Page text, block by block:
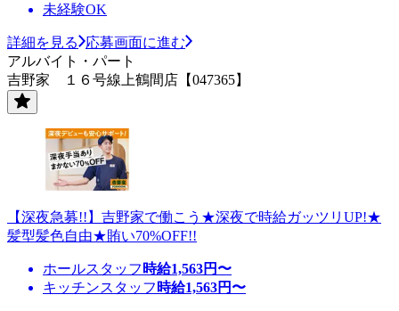
未経験OK
詳細を見る
応募画面に進む
アルバイト・パート
吉野家 １６号線上鶴間店【047365】
【深夜急募!!】吉野家で働こう★深夜で時給ガッツリUP!★
髪型髪色自由★賄い70%OFF!!
ホールスタッフ 時給1,563円〜
キッチンスタッフ 時給1,563円〜